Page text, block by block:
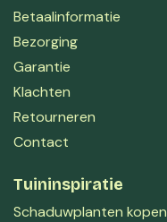
Betaalinformatie
Bezorging
Garantie
Klachten
Retourneren
Contact
Tuininspiratie
Schaduwplanten kopen